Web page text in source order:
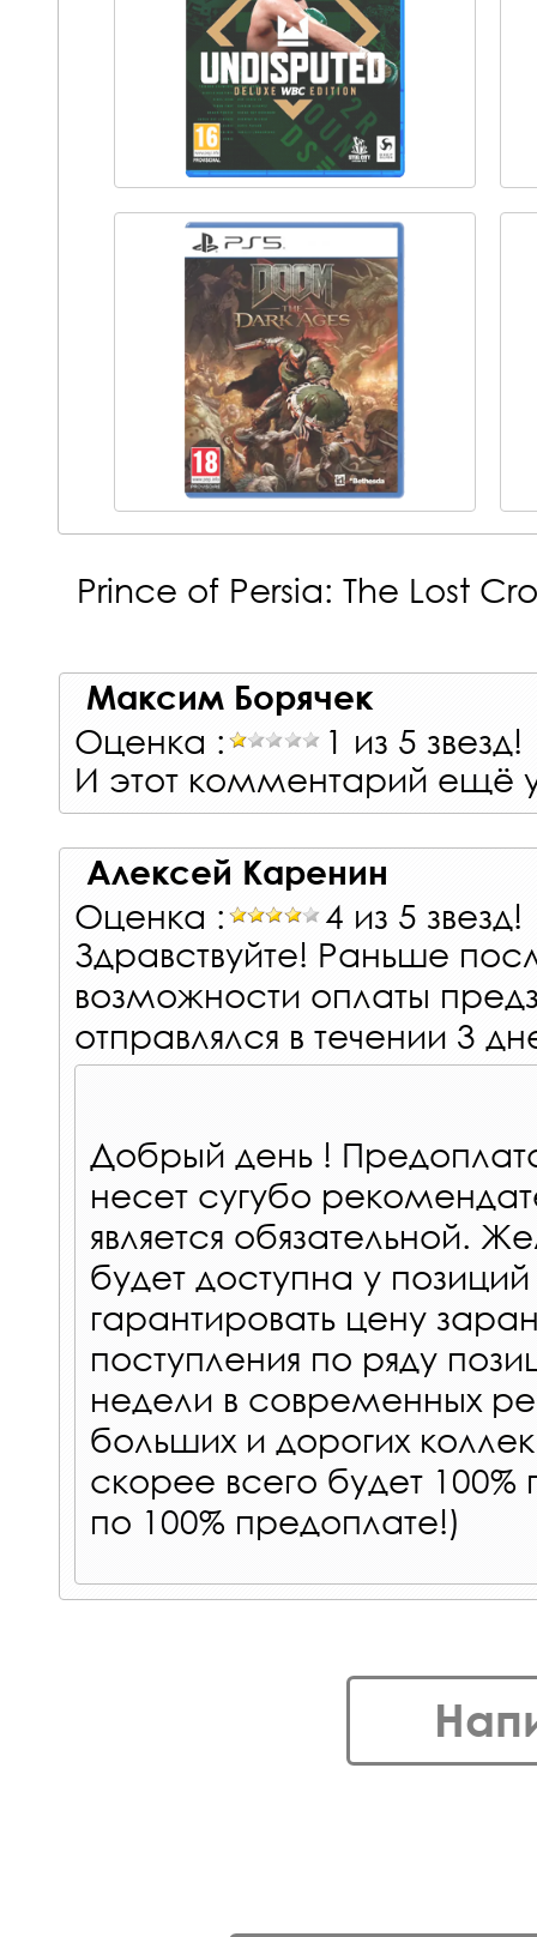
Prince of Persia: The Lost
Максим Борячек
Оценка :
1 из 5 звезд!
И этот комментарий ещё
Алексей Каренин
Оценка :
4 из 5 звезд!
Здравствуйте! Раньше
возможности оплаты
отправлялся в течении 3
Добрый день !
несет сугубо
является обязательной.
будет доступна у
гарантировать цену
поступления по ряду
недели в современных
больших и дорогих
скорее всего будет 100%
по 100% предоплате!)